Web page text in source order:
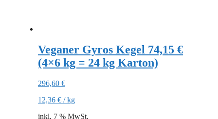
Veganer Gyros Kegel 74,15 €
(4×6 kg = 24 kg Karton)
296,60 €
12,36 € /kg
inkl. 7 % MwSt.